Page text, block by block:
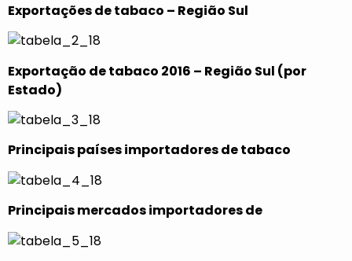
Exportações de tabaco – Região Sul
Exportação de tabaco 2016 – Região Sul (por
Estado)
Principais países importadores de tabaco
Principais mercados importadores de